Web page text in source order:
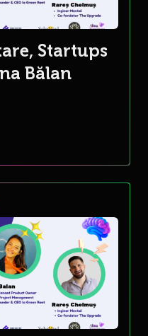
Startups
Bălan